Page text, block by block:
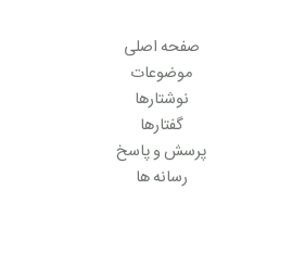
صفحه اصلی
موضوعات
نوشتارها
گفتارها
پرسش و پاسخ
رسانه ها